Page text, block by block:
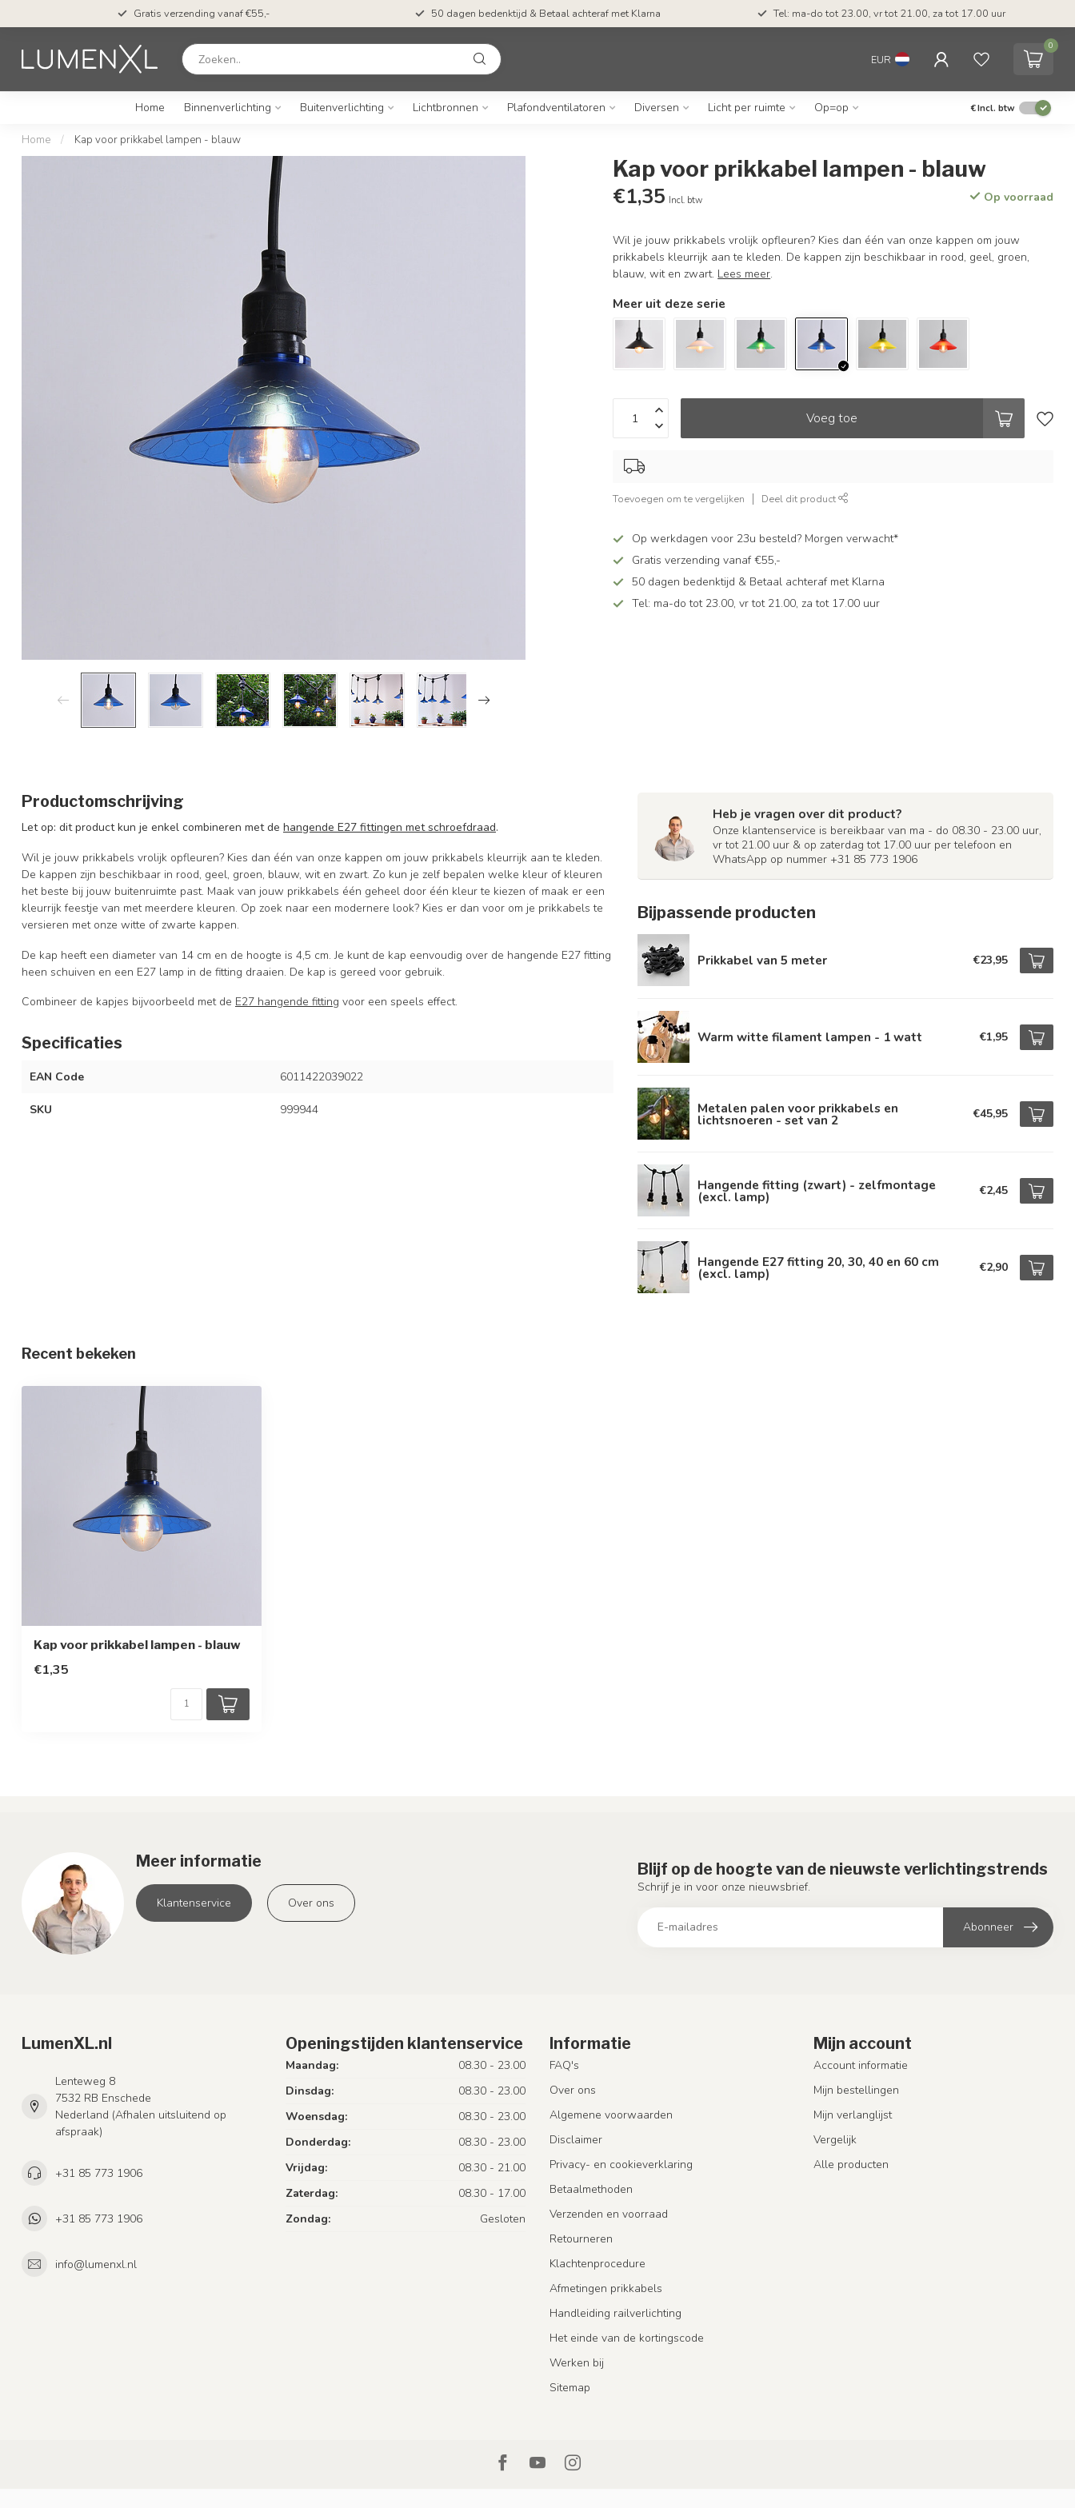
Gratis verzending vanaf €55,- 50 dagen bedenktijd & Betaal achteraf met Klarna Tel: ma-do tot 23.00, vr tot 21.00, za tot 17.00 uur
EUR
0
Home Binnenverlichting Buitenverlichting Lichtbronnen Plafondventilatoren Diversen Licht per ruimte Op=op €Incl. btw
Home / Kap voor prikkabel lampen - blauw
Kap voor prikkabel lampen - blauw
€1,35 Incl. btw Op voorraad
Wil je jouw prikkabels vrolijk opfleuren? Kies dan één van onze kappen om jouw
prikkabels kleurrijk aan te kleden. De kappen zijn beschikbaar in rood, geel, groen,
blauw, wit en zwart. Lees meer.
Meer uit deze serie
Voeg toe
Toevoegen om te vergelijken Deel dit product
Op werkdagen voor 23u besteld? Morgen verwacht*
Gratis verzending vanaf €55,-
50 dagen bedenktijd & Betaal achteraf met Klarna
Tel: ma-do tot 23.00, vr tot 21.00, za tot 17.00 uur
Productomschrijving
Let op: dit product kun je enkel combineren met de hangende E27 fittingen met schroefdraad.
Wil je jouw prikkabels vrolijk opfleuren? Kies dan één van onze kappen om jouw prikkabels kleurrijk aan te kleden.
De kappen zijn beschikbaar in rood, geel, groen, blauw, wit en zwart. Zo kun je zelf bepalen welke kleur of kleuren
het beste bij jouw buitenruimte past. Maak van jouw prikkabels één geheel door één kleur te kiezen of maak er een
kleurrijk feestje van met meerdere kleuren. Op zoek naar een modernere look? Kies er dan voor om je prikkabels te
versieren met onze witte of zwarte kappen.
De kap heeft een diameter van 14 cm en de hoogte is 4,5 cm. Je kunt de kap eenvoudig over de hangende E27 fitting
heen schuiven en een E27 lamp in de fitting draaien. De kap is gereed voor gebruik.
Combineer de kapjes bijvoorbeeld met de E27 hangende fitting voor een speels effect.
Specificaties
EAN Code 6011422039022
SKU 999944
Heb je vragen over dit product?
Onze klantenservice is bereikbaar van ma - do 08.30 - 23.00 uur,
vr tot 21.00 uur & op zaterdag tot 17.00 uur per telefoon en
WhatsApp op nummer +31 85 773 1906
Bijpassende producten
Prikkabel van 5 meter €23,95
Warm witte filament lampen - 1 watt €1,95
Metalen palen voor prikkabels en
lichtsnoeren - set van 2 €45,95
Hangende fitting (zwart) - zelfmontage
(excl. lamp) €2,45
Hangende E27 fitting 20, 30, 40 en 60 cm
(excl. lamp) €2,90
Recent bekeken
Kap voor prikkabel lampen - blauw
€1,35
Meer informatie
Klantenservice Over ons
Blijf op de hoogte van de nieuwste verlichtingstrends
Schrijf je in voor onze nieuwsbrief.
Abonneer
LumenXL.nl
Lenteweg 8
7532 RB Enschede
Nederland (Afhalen uitsluitend op
afspraak)
+31 85 773 1906
+31 85 773 1906
info@lumenxl.nl
Openingstijden klantenservice
Maandag:
08.30 - 23.00
Dinsdag:
08.30 - 23.00
Woensdag:
08.30 - 23.00
Donderdag:
08.30 - 23.00
Vrijdag:
08.30 - 21.00
Zaterdag:
08.30 - 17.00
Zondag:
Gesloten
Informatie
FAQ's
Over ons
Algemene voorwaarden
Disclaimer
Privacy- en cookieverklaring
Betaalmethoden
Verzenden en voorraad
Retourneren
Klachtenprocedure
Afmetingen prikkabels
Handleiding railverlichting
Het einde van de kortingscode
Werken bij
Sitemap
Mijn account
Account informatie
Mijn bestellingen
Mijn verlanglijst
Vergelijk
Alle producten